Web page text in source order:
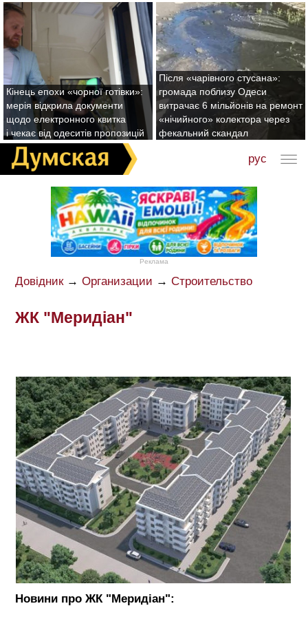
Кінець епохи «чорної готівки»:
мерія відкрила документи
щодо електронного квитка
і чекає від одеситів пропозицій
Після «чарівного стусана»:
громада поблизу Одеси
витрачає 6 мільйонів на ремонт
«нічийного» колектора через
фекальний скандал
рус
Реклама
Довідник→ Организации → Строительство
ЖК "Меридіан"
Новини про ЖК "Меридіан":